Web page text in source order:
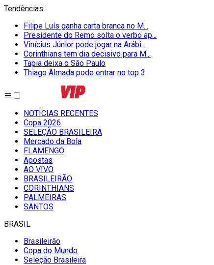
Tendências:
Filipe Luís ganha carta branca no M...
Presidente do Remo solta o verbo ap...
Vinícius Júnior pode jogar na Arábi...
Corinthians tem dia decisivo para M...
Tapia deixa o São Paulo
Thiago Almada pode entrar no top 3
NOTÍCIAS RECENTES
Copa 2026
SELEÇÃO BRASILEIRA
Mercado da Bola
FLAMENGO
Apostas
AO VIVO
BRASILEIRÃO
CORINTHIANS
PALMEIRAS
SANTOS
BRASIL
Brasileirão
Copa do Mundo
Seleção Brasileira